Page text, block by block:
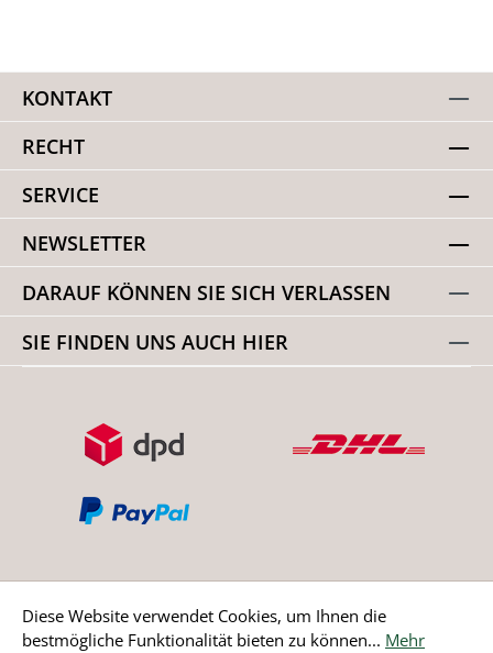
KONTAKT
RECHT
SERVICE
NEWSLETTER
DARAUF KÖNNEN SIE SICH VERLASSEN
SIE FINDEN UNS AUCH HIER
Bestellung widerrufen
Diese Website verwendet Cookies, um Ihnen die
bestmögliche Funktionalität bieten zu können... Mehr